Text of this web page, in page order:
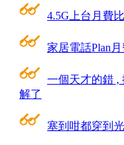
4.5G上台月費
家居電話Plan
一個天才的錯 ,
解了
塞到咁都穿到